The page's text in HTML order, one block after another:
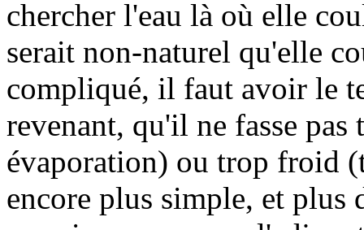
chercher l'eau là où elle
serait non-naturel qu'elle
compliqué, il faut avoir le
revenant, qu'il ne fasse
évaporation) ou trop froid
encore plus simple, et